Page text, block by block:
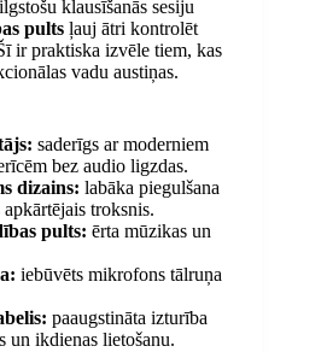
klausīšanās sesiju
pults ļauj ātri kontrolēt
ir praktiska izvēle tiem, kas
vadu austiņas.
saderīgs ar moderniem
bez audio ligzdas.
dizains: labāka piegulšana
troksnis.
pults: ērta mūzikas un
iebūvēts mikrofons tālruņa
paaugstināta izturība
un ikdienas lietošanu.